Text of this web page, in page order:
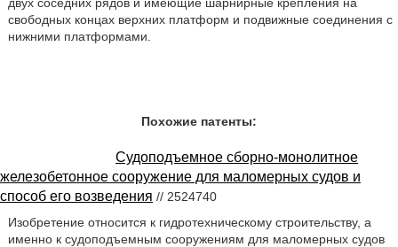
свободных концах верхних платформ и подвижные соединения с
нижними платформами.
Похожие патенты:
Судоподъемное сборно-монолитное
железобетонное сооружение для маломерных судов и
способ его возведения // 2524740
Изобретение относится к гидротехническому строительству, а
именно к судоподъемным cооружениям для маломерных судов